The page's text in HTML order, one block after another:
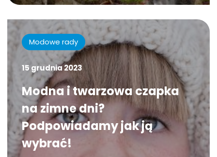
Modowe rady
15 grudnia 2023
Modna i twarzowa czapka
na zimne dni?
Podpowiadamy jak ją
wybrać!